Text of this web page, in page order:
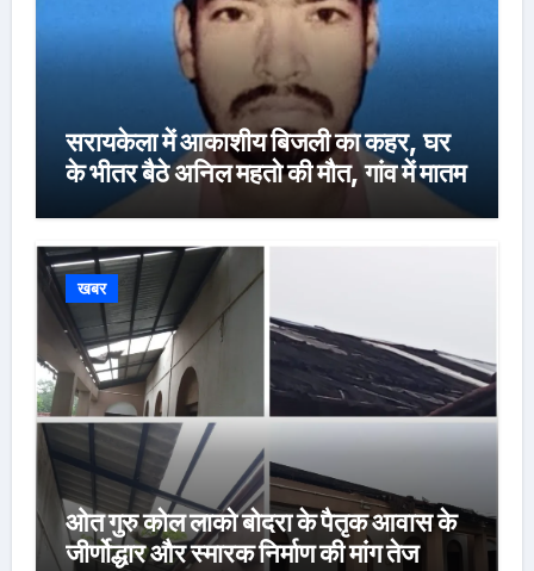
सरायकेला में आकाशीय बिजली का कहर, घर
के भीतर बैठे अनिल महतो की मौत, गांव में मातम
खबर
ओत गुरु कोल लाको बोदरा के पैतृक आवास के
जीर्णोद्धार और स्मारक निर्माण की मांग तेज